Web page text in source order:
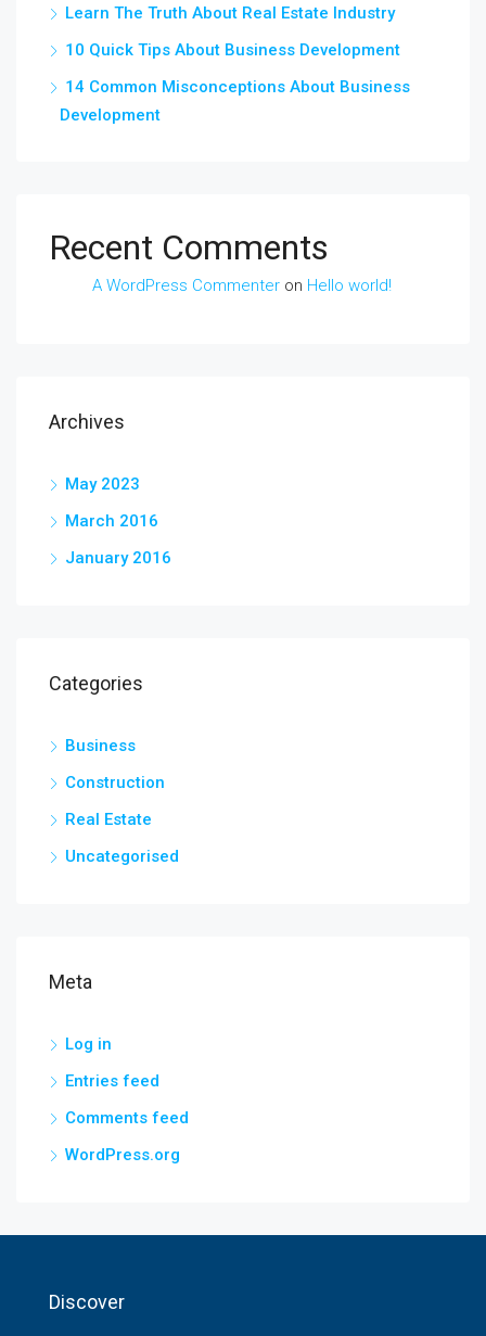
Learn The Truth About Real Estate Industry
10 Quick Tips About Business Development
14 Common Misconceptions About Business
Development
Recent Comments
A WordPress Commenter on Hello world!
Archives
May 2023
March 2016
January 2016
Categories
Business
Construction
Real Estate
Uncategorised
Meta
Log in
Entries feed
Comments feed
WordPress.org
Discover